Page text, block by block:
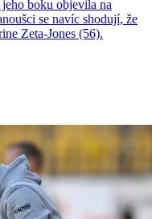
boku objevila na
se navíc shodují, že
Zeta-Jones (56).